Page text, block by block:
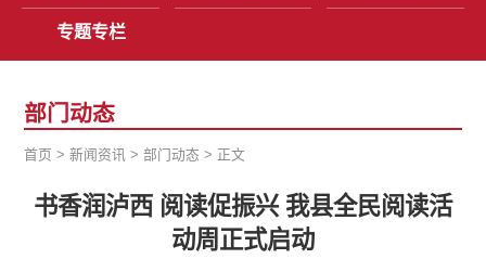
专题专栏
部门动态
首页 >新闻资讯 >部门动态 > 正文
书香润泸西 阅读促振兴 我县全民阅读活
动周正式启动